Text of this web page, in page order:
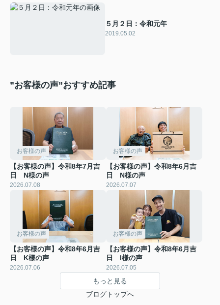
５月２日：令和元年
2019.05.02
”お客様の声”おすすめ記事
お客様の声
【お客様の声】令和8年7月吉
日 N様の声
2026.07.08
お客様の声
【お客様の声】令和8年6月吉
日 N様の声
2026.07.07
お客様の声
【お客様の声】令和8年6月吉
日 K様の声
2026.07.06
お客様の声
【お客様の声】令和8年6月吉
日 I様の声
2026.07.05
もっと見る
ブログトップへ